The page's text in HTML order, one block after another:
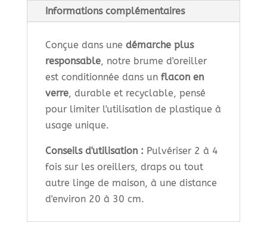
Informations complémentaires
Conçue dans une démarche plus
responsable, notre brume d'oreiller
est conditionnée dans un flacon en
verre, durable et recyclable, pensé
pour limiter l'utilisation de plastique à
usage unique.
Conseils d'utilisation : Pulvériser 2 à 4
fois sur les oreillers, draps ou tout
autre linge de maison, à une distance
d'environ 20 à 30 cm.